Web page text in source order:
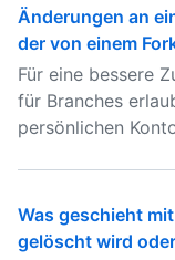
Änderungen an
der von einem
Für eine bessere
für Branches
persönlichen
Was geschieht
gelöscht wird